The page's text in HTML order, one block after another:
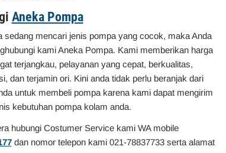
Aneka Pompa
sedang mencari jenis pompa yang cocok, maka Anda
kami Aneka Pompa. Kami memberikan harga
terjangkau, pelayanan yang cepat, berkualitas,
dan terjamin ori. Kini anda tidak perlu beranjak dari
untuk membeli pompa karena kami dapat mengirim
kebutuhan pompa kolam anda.
hubungi Costumer Service kami WA mobile
dan nomor telepon kami 021-78837733 serta alamat